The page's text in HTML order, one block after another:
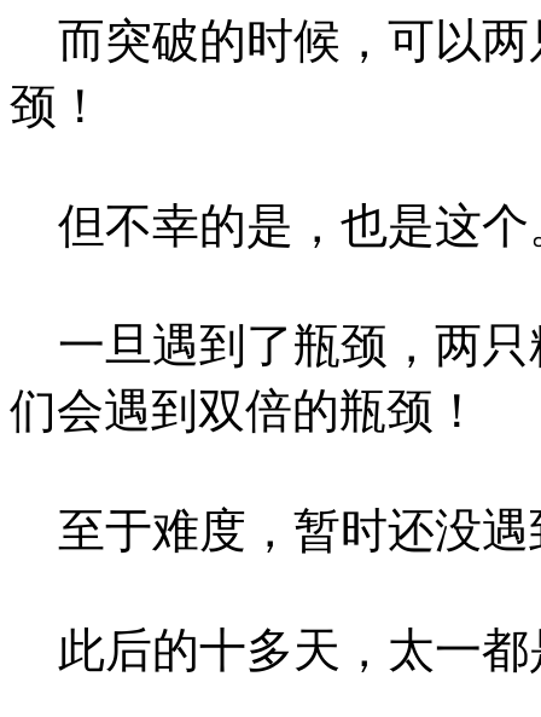
而突破的时候，可以两
颈！
但不幸的是，也是这个
一旦遇到了瓶颈，两只
们会遇到双倍的瓶颈！
至于难度，暂时还没遇
此后的十多天，太一都